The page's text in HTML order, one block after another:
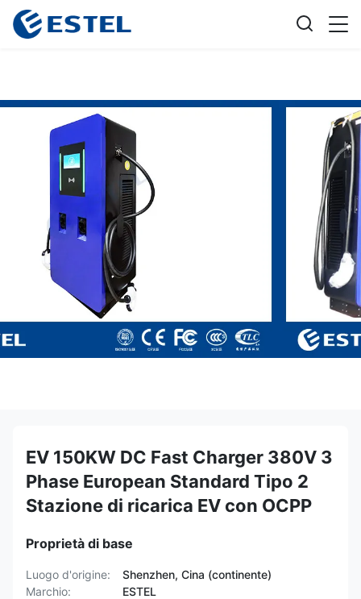
EV 150KW DC Fast Charger 380V 3
Phase European Standard Tipo 2
Stazione di ricarica EV con OCPP
Proprietà di base
Luogo d'origine:
Shenzhen, Cina (continente)
Marchio:
ESTEL